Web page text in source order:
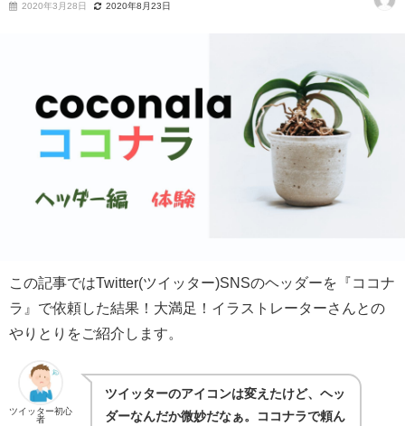
2020年3月28日 2020年8月23日
この記事ではTwitter(ツイッター)SNSのヘッダーを『ココナ
ラ』で依頼した結果！大満足！イラストレーターさんとの
やりとりをご紹介します。
ツイッター初心
者
ツイッターのアイコンは変えたけど、ヘッ
ダーなんだか微妙だなぁ。ココナラで頼ん